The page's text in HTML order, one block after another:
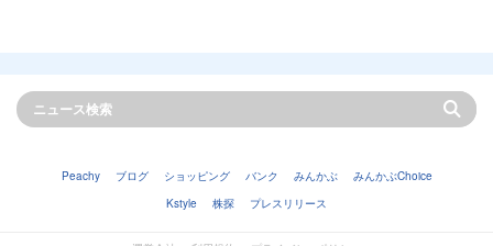
Peachy ブログ ショッピング バンク みんかぶ
みんかぶChoice
Kstyle
株探 プレスリリース